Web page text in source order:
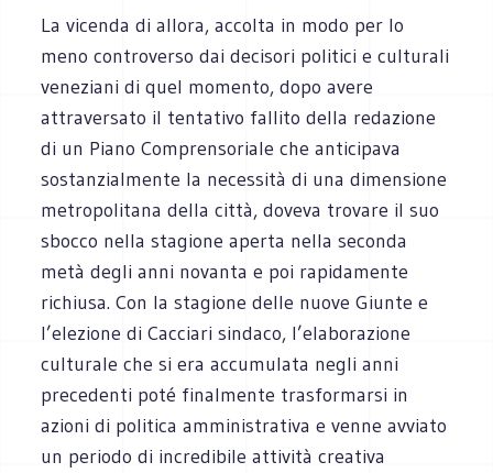
La vicenda di allora, accolta in modo per lo
meno controverso dai decisori politici e culturali
veneziani di quel momento, dopo avere
attraversato il tentativo fallito della redazione
di un Piano Comprensoriale che anticipava
sostanzialmente la necessità di una dimensione
metropolitana della città, doveva trovare il suo
sbocco nella stagione aperta nella seconda
metà degli anni novanta e poi rapidamente
richiusa. Con la stagione delle nuove Giunte e
l’elezione di Cacciari sindaco, l’elaborazione
culturale che si era accumulata negli anni
precedenti poté finalmente trasformarsi in
azioni di politica amministrativa e venne avviato
un periodo di incredibile attività creativa